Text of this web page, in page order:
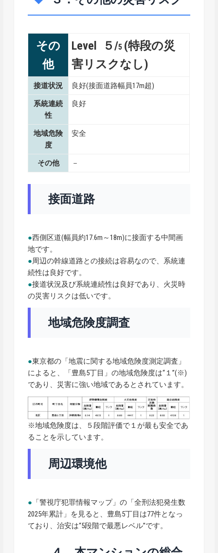
その
他
Level ５/5 (特段の災
害リスクなし)
接道状況 良好(接面道路幅員17m超)
系統連続
性
良好
地域危険
度
安全
その他 －
接面道路
●西側区道(幅員約17.6m～18m)に接面する中間画
地です。
●周辺の幹線道路との接続は容易なので、系統連
続性は良好です。
●接道状況及び系統連続性は良好であり、火災時
の災害リスクは低いです。
地域危険度調査
●東京都の「地震に関する地域危険度測定調査」
によると、「豊島5丁目」の地域危険度は“１”(※)
であり、災害に強い地域であるとされています。
※地域危険度は、５段階評価で１が最も安全であ
ることを示しています。
周辺環境他
● 「警視庁犯罪情報マップ」の「全刑法犯発生数
2025年累計」を見ると、豊島5丁目は77件となっ
ており、治安は“5段階で最悪レベル”です。